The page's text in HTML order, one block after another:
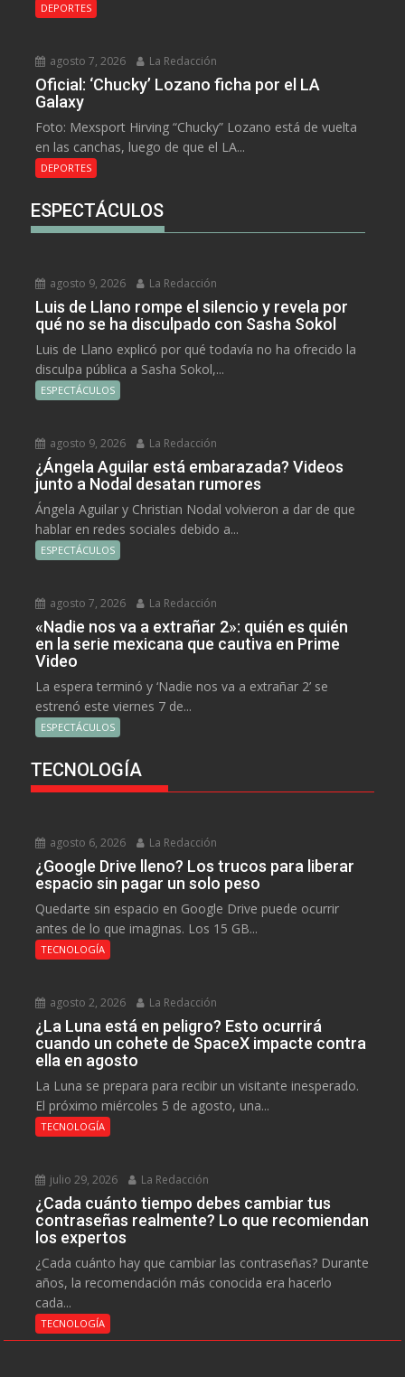
DEPORTES
agosto 7, 2026 La Redacción
Oficial: ‘Chucky’ Lozano ficha por el LA
Galaxy
Foto: Mexsport Hirving “Chucky” Lozano está de vuelta
en las canchas, luego de que el LA...
DEPORTES
ESPECTÁCULOS
agosto 9, 2026 La Redacción
Luis de Llano rompe el silencio y revela por
qué no se ha disculpado con Sasha Sokol
Luis de Llano explicó por qué todavía no ha ofrecido la
disculpa pública a Sasha Sokol,...
ESPECTÁCULOS
agosto 9, 2026 La Redacción
¿Ángela Aguilar está embarazada? Videos
junto a Nodal desatan rumores
Ángela Aguilar y Christian Nodal volvieron a dar de que
hablar en redes sociales debido a...
ESPECTÁCULOS
agosto 7, 2026 La Redacción
«Nadie nos va a extrañar 2»: quién es quién
en la serie mexicana que cautiva en Prime
Video
La espera terminó y ‘Nadie nos va a extrañar 2’ se
estrenó este viernes 7 de...
ESPECTÁCULOS
TECNOLOGÍA
agosto 6, 2026 La Redacción
¿Google Drive lleno? Los trucos para liberar
espacio sin pagar un solo peso
Quedarte sin espacio en Google Drive puede ocurrir
antes de lo que imaginas. Los 15 GB...
TECNOLOGÍA
agosto 2, 2026 La Redacción
¿La Luna está en peligro? Esto ocurrirá
cuando un cohete de SpaceX impacte contra
ella en agosto
La Luna se prepara para recibir un visitante inesperado.
El próximo miércoles 5 de agosto, una...
TECNOLOGÍA
julio 29, 2026 La Redacción
¿Cada cuánto tiempo debes cambiar tus
contraseñas realmente? Lo que recomiendan
los expertos
¿Cada cuánto hay que cambiar las contraseñas? Durante
años, la recomendación más conocida era hacerlo
cada...
TECNOLOGÍA